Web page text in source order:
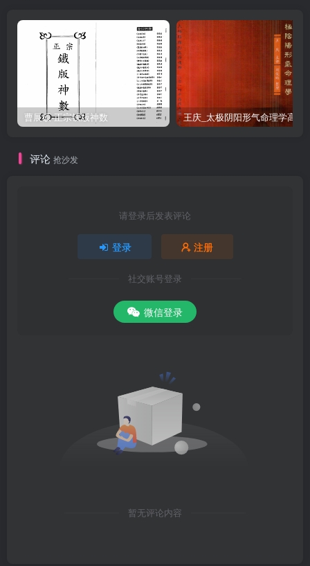
曹展硕-正宗铁版神数
评论 抢沙发
请登录后发表评论
登录 注册
社交账号登录
微信登录
暂无评论内容